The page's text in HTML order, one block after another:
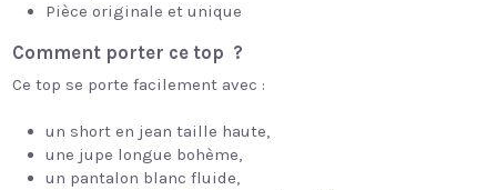
Pièce originale et unique
Comment porter ce top ?
Ce top se porte facilement avec :
un short en jean taille haute,
une jupe longue bohème,
un pantalon blanc fluide,